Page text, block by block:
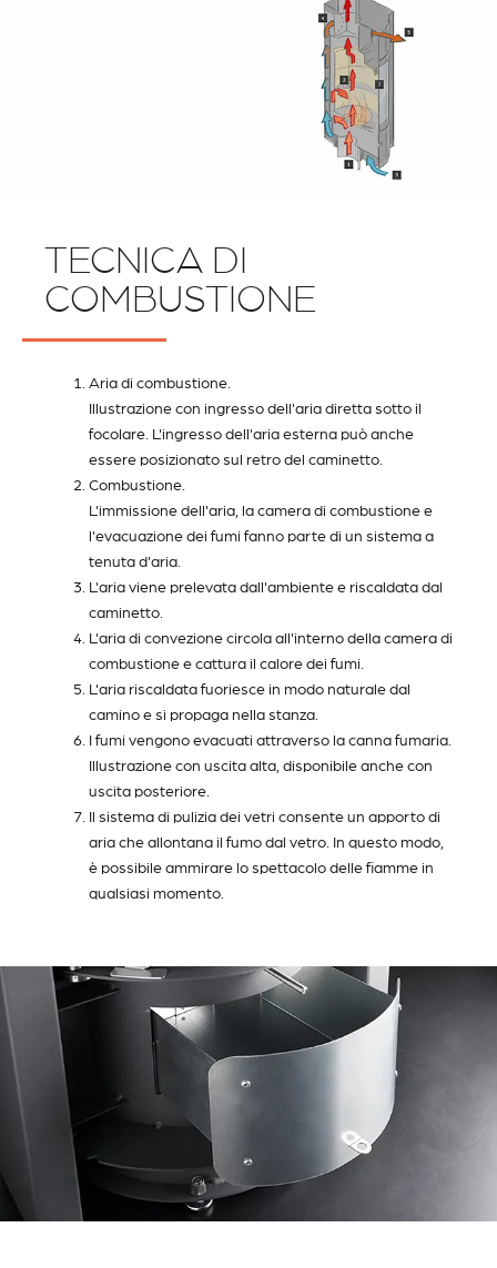
TECNICA DI
COMBUSTIONE
Aria di combustione.
Illustrazione con ingresso dell'aria diretta sotto il
focolare. L'ingresso dell'aria esterna può anche
essere posizionato sul retro del caminetto.
Combustione.
L'immissione dell'aria, la camera di combustione e
l'evacuazione dei fumi fanno parte di un sistema a
tenuta d'aria.
L'aria viene prelevata dall'ambiente e riscaldata dal
caminetto.
L'aria di convezione circola all'interno della camera di
combustione e cattura il calore dei fumi.
L'aria riscaldata fuoriesce in modo naturale dal
camino e si propaga nella stanza.
I fumi vengono evacuati attraverso la canna fumaria.
Illustrazione con uscita alta, disponibile anche con
uscita posteriore.
Il sistema di pulizia dei vetri consente un apporto di
aria che allontana il fumo dal vetro. In questo modo,
è possibile ammirare lo spettacolo delle fiamme in
qualsiasi momento.